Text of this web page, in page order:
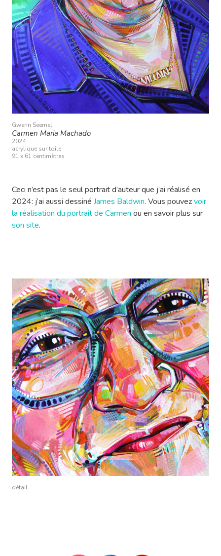
Gwenn Seemel
Carmen Maria Machado
2024
acrylique sur toile
91 x 61 centimètres
Ceci n’est pas le seul portrait d’auteur que j’ai réalisé en
2024: j’ai aussi dessiné James Baldwin. Vous pouvezvoir
la réalisation du portrait de Carmen ou en savoir plus sur
son site.
détail